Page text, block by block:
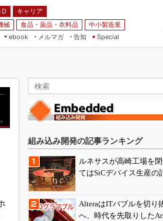
D
キャリア
械 食品・薬品・衣料品
中小製造業
ebook
メルマガ
告知 Special
組み込み開発の記事ランキング
ルネサスが高崎工場を
てはSiCデバイス生産の
AlteraはITバブルを切り
へ、時代を先取りした